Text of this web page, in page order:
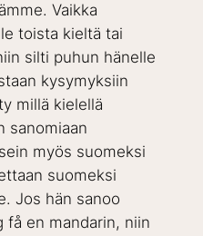
Vaikka
toista kieltä tai
silti puhun hänelle
kysymyksiin
millä kielellä
sanomiaan
myös suomeksi
suomeksi
Jos hän sanoo
få en mandarin, niin